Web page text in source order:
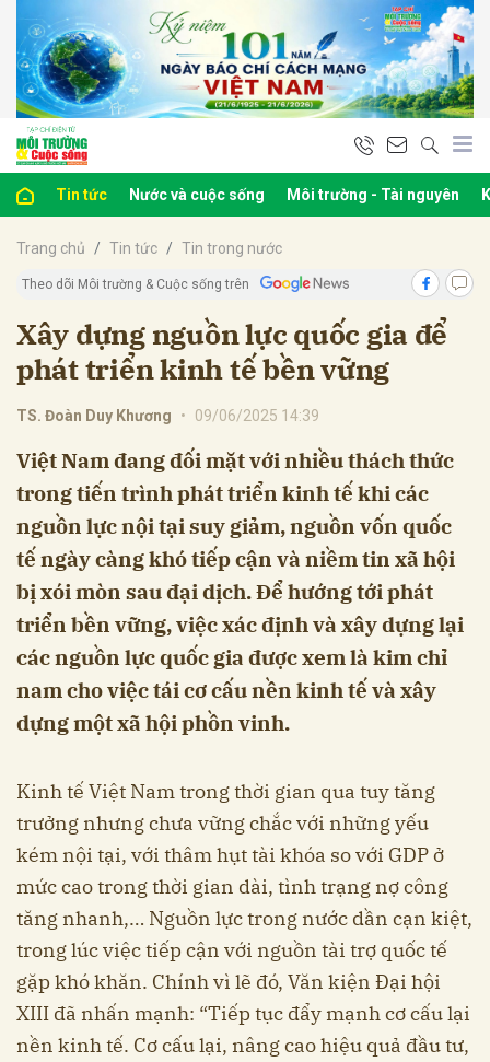
Tin tức Nước và cuộc sống Môi trường - Tài nguyên
Trang chủ Tin tức Tin trong nước
Theo dõi Môi trường & Cuộc sống trên
Xây dựng nguồn lực quốc gia để
phát triển kinh tế bền vững
TS. Đoàn Duy Khương • 09/06/2025 14:39
Việt Nam đang đối mặt với nhiều thách thức
trong tiến trình phát triển kinh tế khi các
nguồn lực nội tại suy giảm, nguồn vốn quốc
tế ngày càng khó tiếp cận và niềm tin xã hội
bị xói mòn sau đại dịch. Để hướng tới phát
triển bền vững, việc xác định và xây dựng lại
các nguồn lực quốc gia được xem là kim chỉ
nam cho việc tái cơ cấu nền kinh tế và xây
dựng một xã hội phồn vinh.
Kinh tế Việt Nam trong thời gian qua tuy tăng
trưởng nhưng chưa vững chắc với những yếu
kém nội tại, với thâm hụt tài khóa so với GDP ở
mức cao trong thời gian dài, tình trạng nợ công
tăng nhanh,… Nguồn lực trong nước dần cạn kiệt,
trong lúc việc tiếp cận với nguồn tài trợ quốc tế
gặp khó khăn. Chính vì lẽ đó, Văn kiện Đại hội
XIII đã nhấn mạnh: “Tiếp tục đẩy mạnh cơ cấu lại
nền kinh tế. Cơ cấu lại, nâng cao hiệu quả đầu tư,
luận
Hủy